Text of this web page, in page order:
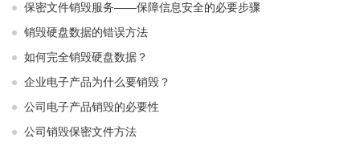
保密文件销毁服务——保障信息安全的必要步骤
销毁硬盘数据的错误方法
如何完全销毁硬盘数据？
企业电子产品为什么要销毁？
公司电子产品销毁的必要性
公司销毁保密文件方法